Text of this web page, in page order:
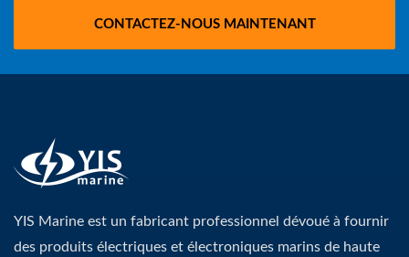
CONTACTEZ-NOUS MAINTENANT
YIS Marine est un fabricant professionnel dévoué à fournir
des produits électriques et électroniques marins de haute